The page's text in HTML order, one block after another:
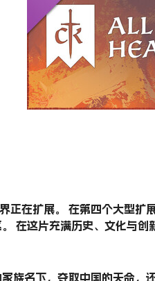
正在扩展。 在第四个大型扩
在这片充满历史、文化与
族名下，夺取中国的天命，